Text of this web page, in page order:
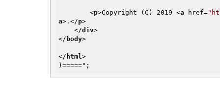
<p>Copyright (C) 2019 <a href=
a> . </p>
</div>
</ body>
</ html>
)=====";